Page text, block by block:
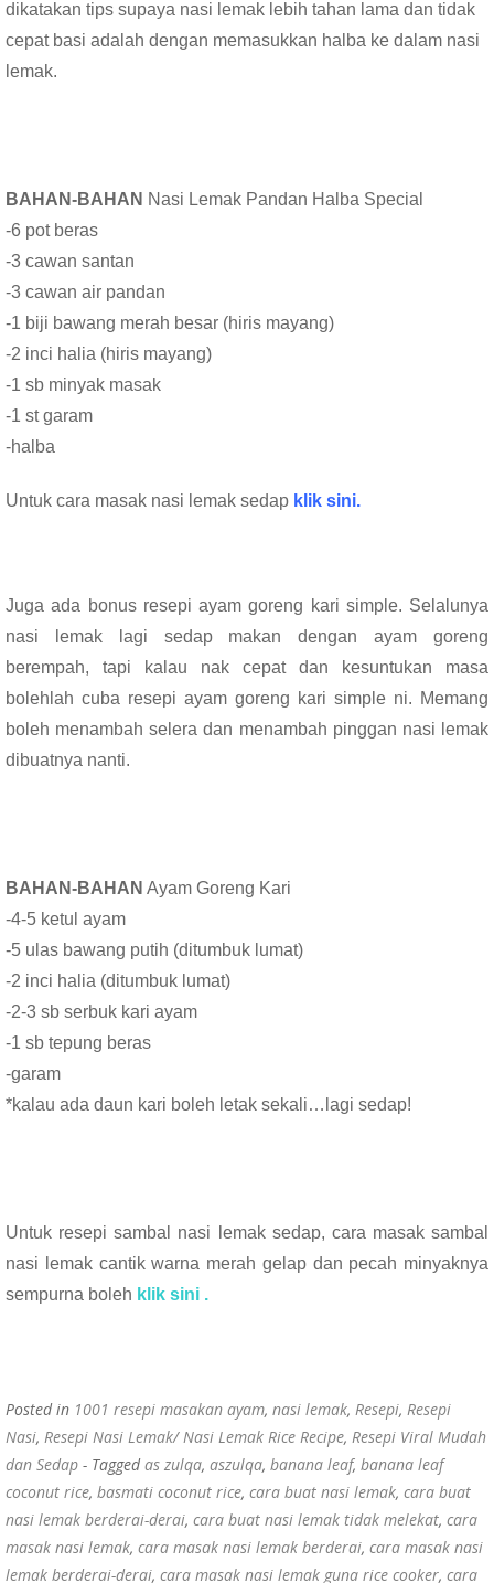
dikatakan tips supaya nasi lemak lebih tahan lama dan tidak
cepat basi adalah dengan memasukkan halba ke dalam nasi
lemak.
BAHAN-BAHAN Nasi Lemak Pandan Halba Special
-6 pot beras
-3 cawan santan
-3 cawan air pandan
-1 biji bawang merah besar (hiris mayang)
-2 inci halia (hiris mayang)
-1 sb minyak masak
-1 st garam
-halba
Untuk cara masak nasi lemak sedap klik sini.
Juga ada bonus resepi ayam goreng kari simple. Selalunya
nasi lemak lagi sedap makan dengan ayam goreng
berempah, tapi kalau nak cepat dan kesuntukan masa
bolehlah cuba resepi ayam goreng kari simple ni. Memang
boleh menambah selera dan menambah pinggan nasi lemak
dibuatnya nanti.
BAHAN-BAHAN Ayam Goreng Kari
-4-5 ketul ayam
-5 ulas bawang putih (ditumbuk lumat)
-2 inci halia (ditumbuk lumat)
-2-3 sb serbuk kari ayam
-1 sb tepung beras
-garam
*kalau ada daun kari boleh letak sekali…lagi sedap!
Untuk resepi sambal nasi lemak sedap, cara masak sambal
nasi lemak cantik warna merah gelap dan pecah minyaknya
sempurna boleh klik sini .
Posted in 1001 resepi masakan ayam, nasi lemak, Resepi, Resepi
Nasi, Resepi Nasi Lemak/ Nasi Lemak Rice Recipe, Resepi Viral Mudah
dan Sedap - Taggedas zulqa, aszulqa, banana leaf, banana leaf
coconut rice, basmati coconut rice, cara buat nasi lemak, cara buat
nasi lemak berderai-derai, cara buat nasi lemak tidak melekat, cara
masak nasi lemak, cara masak nasi lemak berderai, cara masak nasi
lemak berderai-derai, cara masak nasi lemak guna rice cooker, cara